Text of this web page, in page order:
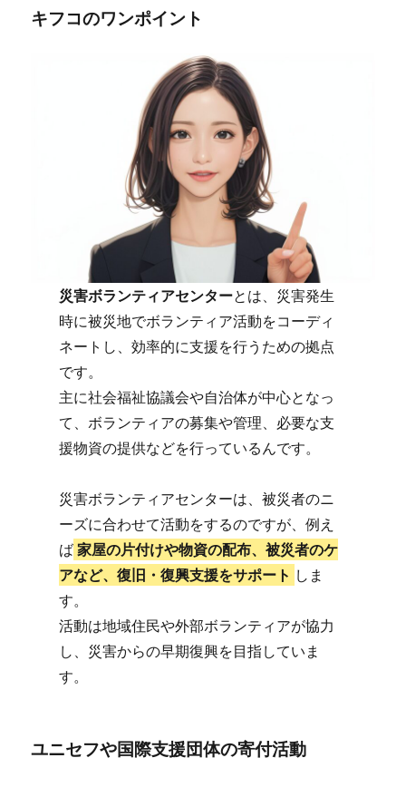
キフコのワンポイント
災害ボランティアセンターとは、災害発生
時に被災地でボランティア活動をコーディ
ネートし、効率的に支援を行うための拠点
です。
主に社会福祉協議会や自治体が中心となっ
て、ボランティアの募集や管理、必要な支
援物資の提供などを行っているんです。
災害ボランティアセンターは、被災者のニ
ーズに合わせて活動をするのですが、例え
ば 家屋の片付けや物資の配布、被災者のケ
アなど、復旧・復興支援をサポート しま
す。
活動は地域住民や外部ボランティアが協力
し、災害からの早期復興を目指していま
す。
ユニセフや国際支援団体の寄付活動